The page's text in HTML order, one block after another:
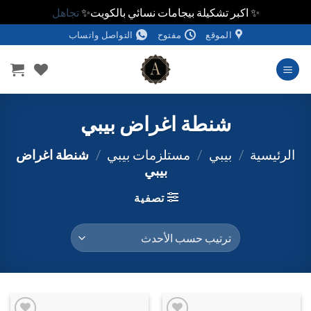
✨ اكبر تشكيلة بيجامات نسائي بالكويت✨تجاهل
للمحتوى
الموقع مفتوح التواصل واتساب
شنطة اغراض بيبي
الرئيسية / بيبي / مستلزمات بيبي / شنطة اغراض
بيبي
تصفية